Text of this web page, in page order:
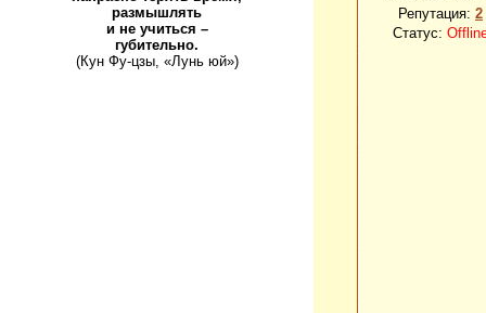
размышлять
и не учиться –
губительно.
(Кун Фу-цзы, «Лунь юй»)
Репутация: 2
Статус: